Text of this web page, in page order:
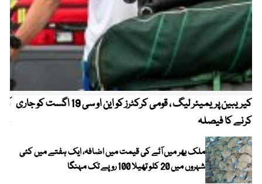
کیریبین پریمیئر لیگ ، قومی کرکٹرز کو این او سی 19 اگست کو جاری
کرنے کا فیصلہ
ملک بھر میں آٹے کی قیمت میں اضافہ، ایک ہفتے میں کئی
شہروں میں 20 کلو تھیلا 100 روپے تک مہنگا